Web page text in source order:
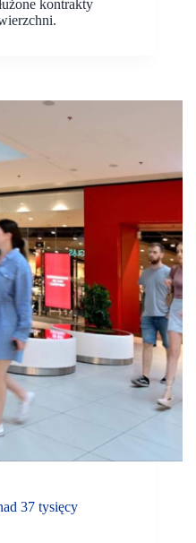
kontrakty
37 tysięcy